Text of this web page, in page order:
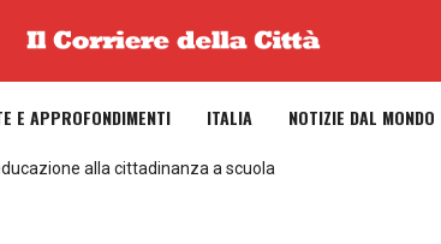
E APPROFONDIMENTI ITALIA NOTIZIE DAL MONDO
alla cittadinanza a scuola